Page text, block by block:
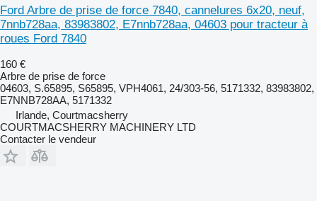
Ford Arbre de prise de force 7840, cannelures 6x20, neuf,
7nnb728aa, 83983802, E7nnb728aa, 04603 pour tracteur à
roues Ford 7840
160 €
Arbre de prise de force
04603, S.65895, S65895, VPH4061, 24/303-56, 5171332, 83983802,
E7NNB728AA, 5171332
Irlande, Courtmacsherry
COURTMACSHERRY MACHINERY LTD
Contacter le vendeur